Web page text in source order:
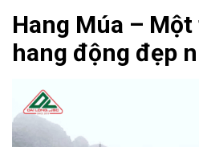
Hang Múa –
hang động đẹp